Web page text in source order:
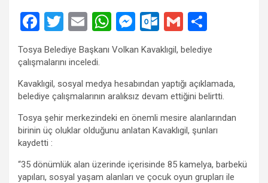
F
a
ce
b
o
o
k
T
wi
tt
er
E
m
ail
W
h
at
s
A
p
p
M
es
se
n
g
er
O
ut
lo
o
k.
c
o
m
G
m
ail ar
e
Tosya Belediye Başkanı Volkan Kavaklıgil, belediye
çalışmalarını inceledi.
Kavaklıgil, sosyal medya hesabından yaptığı açıklamada,
belediye çalışmalarının aralıksız devam ettiğini belirtti.
Tosya şehir merkezindeki en önemli mesire alanlarından
birinin üç oluklar olduğunu anlatan Kavaklıgil, şunları
kaydetti :
“35 dönümlük alan üzerinde içerisinde 85 kamelya, barbekü
yapıları, sosyal yaşam alanları ve çocuk oyun grupları ile